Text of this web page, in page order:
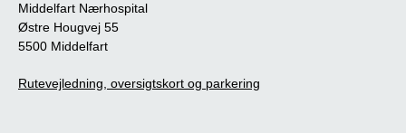
Middelfart Nærhospital
Østre Hougvej 55
5500 Middelfart
Rutevejledning, oversigtskort og parkering